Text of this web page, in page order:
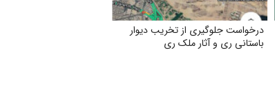
درخواست جلوگیری از تخریب دیوار
باستانی ری و آثار ملک ری